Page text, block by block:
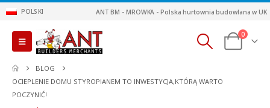
POLSKI ANT BM - MROWKA - Polska hurtownia budowlana w UK
0
BLOG
OCIEPLENIE DOMU STYROPIANEM TO INWESTYCJA,KTÓRĄ WARTO
POCZYNIĆ!